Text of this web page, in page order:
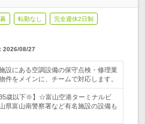
転勤なし 完全週休2日制
2026/08/27
設にある空調設備の保守点検・修理業
件をメインに、チームで対応します。
35歳以下※】☆富山空港ターミナルビ
県富山南警察署など有名施設の設備も